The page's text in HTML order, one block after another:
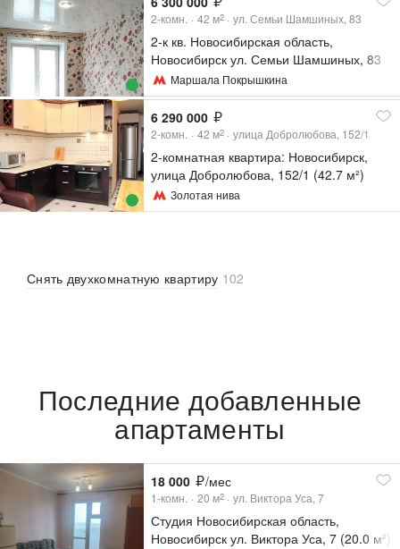
2-комн. 42 м2 ул. Семьи Шамшиных, 83
2-к кв. Новосибирская область,
Новосибирск ул. Семьи Шамшиных, 83
(42.0 м²)
Маршала Покрышкина
6 290 000
2-комн. 42 м2 улица Добролюбова, 152/1
2-комнатная квартира: Новосибирск,
улица Добролюбова, 152/1 (42.7 м²)
Золотая нива
Снять двухкомнатную квартиру 102
Последние добавленные
апартаменты
18 000 /мес
1-комн. 20 м2 ул. Виктора Уса, 7
Студия Новосибирская область,
Новосибирск ул. Виктора Уса, 7 (20.0 м²)